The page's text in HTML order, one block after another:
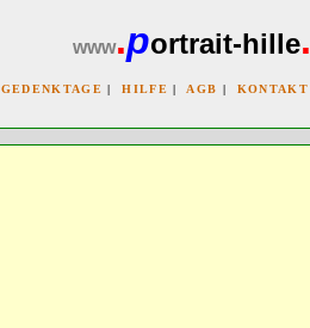
www.portrait-hille.
GEDENKTAGE |HILFE | AGB | KONTAKT